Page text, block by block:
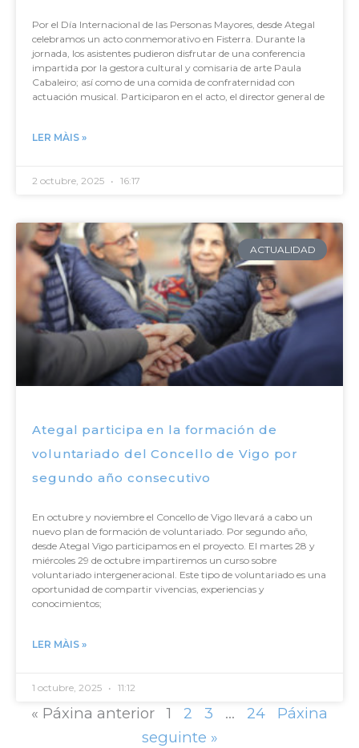
Por el Día Internacional de las Personas Mayores, desde Ategal
celebramos un acto conmemorativo en Fisterra. Durante la
jornada, los asistentes pudieron disfrutar de una conferencia
impartida por la gestora cultural y comisaria de arte Paula
Cabaleiro; así como de una comida de confraternidad con
actuación musical. Participaron en el acto, el director general de
LER MÀIS »
2 octubre, 2025 16:17
ACTUALIDAD
Ategal participa en la formación de
voluntariado del Concello de Vigo por
segundo año consecutivo
En octubre y noviembre el Concello de Vigo llevará a cabo un
nuevo plan de formación de voluntariado. Por segundo año,
desde Ategal Vigo participamos en el proyecto. El martes 28 y
miércoles 29 de octubre impartiremos un curso sobre
voluntariado intergeneracional. Este tipo de voluntariado es una
oportunidad de compartir vivencias, experiencias y
conocimientos;
LER MÀIS »
1 octubre, 2025 11:12
« Páxina anterior 1 2 3 … 24
Páxina
seguinte »